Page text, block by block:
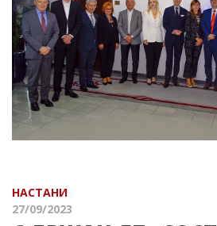
НАСТАНИ
27/09/2023